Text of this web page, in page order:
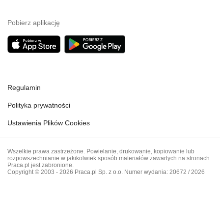
Pobierz aplikację
Regulamin
Polityka prywatności
Ustawienia Plików Cookies
Wszelkie prawa zastrzeżone. Powielanie, drukowanie, kopiowanie lub
rozpowszechnianie w jakikolwiek sposób materiałów zawartych na stronach
Praca.pl jest zabronione.
Copyright © 2003 - 2026 Praca.pl Sp. z o.o. Numer wydania: 20672 / 2026